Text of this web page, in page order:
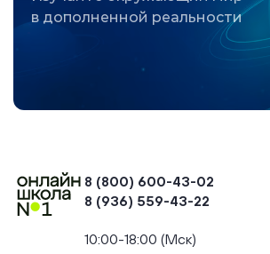
в дополненной реальности
8 (800) 600-43-02
8 (936) 559-43-22
10:00-18:00 (Мск)